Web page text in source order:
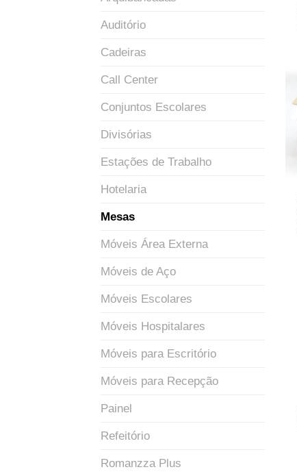
Auditório
Cadeiras
Call Center
Conjuntos Escolares
Divisórias
Estações de Trabalho
Hotelaria
Mesas
Móveis Área Externa
Móveis de Aço
Móveis Escolares
Móveis Hospitalares
Móveis para Escritório
Móveis para Recepção
Painel
Refeitório
Romanzza Plus